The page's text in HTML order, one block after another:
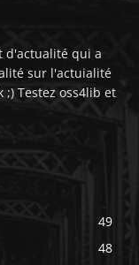
d'actualité qui a
sur l'actuialité
Testez oss4lib et
49
48